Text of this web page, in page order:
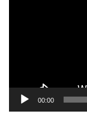
00:00